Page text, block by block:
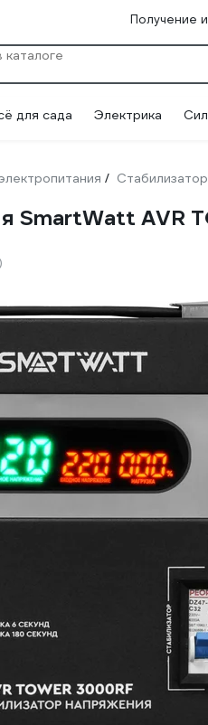
Получение
для сада Электрика
/
SmartWatt AVR